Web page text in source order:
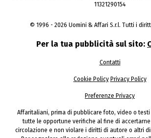
11321290154
© 1996 - 2026 Uomini & Affari S.r.l. Tutti i
Per la tua pubblicità sul sito:
Contatti
Cookie Policy Privacy Policy
Preferenze Privacy
Affaritaliani, prima di pubblicare foto, video o
tutte le opportune verifiche al fine di
circolazione e non violare i diritti di autore o altri